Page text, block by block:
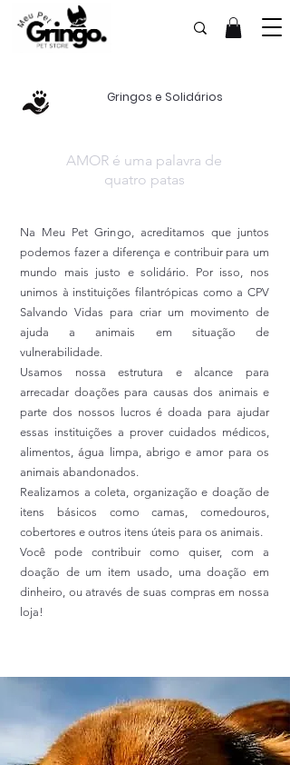
Gringos e Solidários
AMOR é uma palavra de
quatro patas
Na Meu Pet Gringo, acreditamos que juntos
podemos fazer a diferença e contribuir para um
mundo mais justo e solidário. Por isso, nos
unimos à instituições filantrópicas como a CPV
Salvando Vidas para criar um movimento de
ajuda a animais em situação de
vulnerabilidade.
Usamos nossa estrutura e alcance para
arrecadar doações para causas dos animais e
parte dos nossos lucros é doada para ajudar
essas instituições a prover cuidados médicos,
alimentos, água limpa, abrigo e amor para os
animais abandonados.
Realizamos a coleta, organização e doação de
itens básicos como camas, comedouros,
cobertores e outros itens úteis para os animais.
Você pode contribuir como quiser, com a
doação de um item usado, uma doação em
dinheiro, ou através de suas compras em nossa
loja!